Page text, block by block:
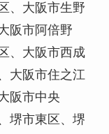
、大阪市生野
阪市阿倍野
、大阪市西成
大阪市住之江
阪市中央
堺市東区、堺